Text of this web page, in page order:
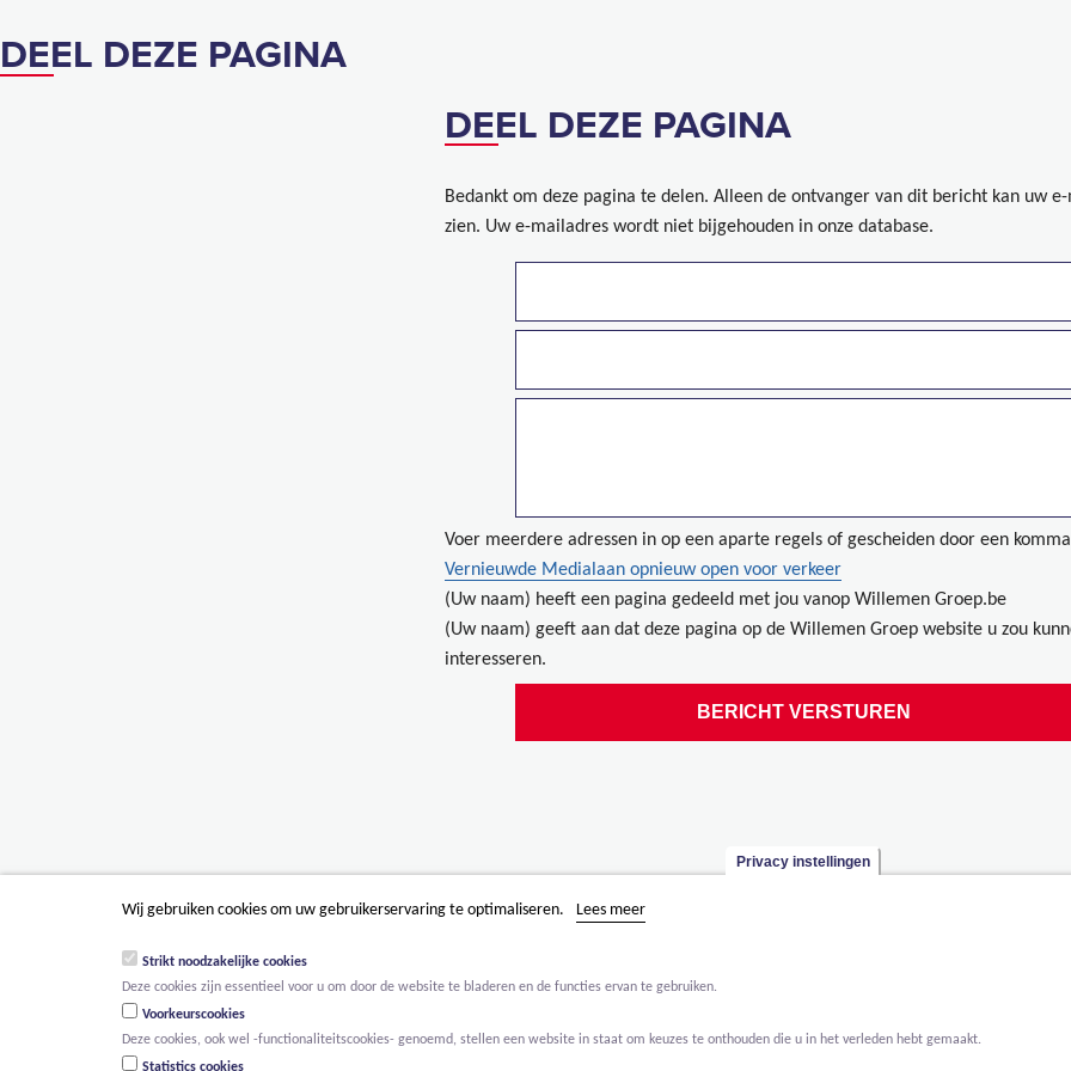
DEEL DEZE PAGINA
DEEL DEZE PAGINA
Bedankt om deze pagina te delen. Alleen de ontvanger van dit bericht kan uw
zien. Uw e-mailadres wordt niet bijgehouden in onze database.
Voer meerdere adressen in op een aparte regels of gescheiden door een
Vernieuwde Medialaan opnieuw open voor verkeer
(Uw naam) heeft een pagina gedeeld met jou vanop Willemen Groep.be
(Uw naam) geeft aan dat deze pagina op de Willemen Groep website u zou
interesseren.
Privacy instellingen
Wij gebruiken cookies om uw gebruikerservaring te optimaliseren. Lees meer
Strikt noodzakelijke cookies
Deze cookies zijn essentieel voor u om door de website te bladeren en de functies ervan te gebruiken.
Voorkeurscookies
Deze cookies, ook wel -functionaliteitscookies- genoemd, stellen een website in staat om keuzes te onthouden die u in het verleden hebt gemaakt.
Statistics cookies